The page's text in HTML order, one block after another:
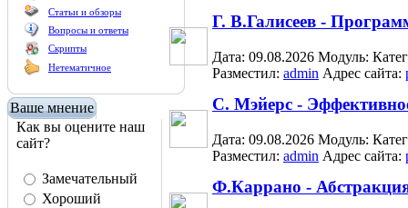
Статьи и обзоры
Вопросы и ответы
Скрипты
Нетематичное
Ваше мнение
Как вы оцените наш
сайт?
Замечательный
Хороший
Г. В.Галисеев -
Дата: 09.08.2026 Модуль:
Разместил: admin Адрес сайта:
С. Мэйерс -
Дата: 09.08.2026 Модуль:
Разместил: admin Адрес сайта:
Ф.Каррано -